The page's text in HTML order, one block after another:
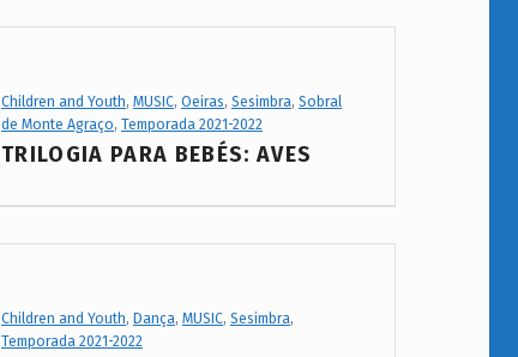
Project Category:
Children and Youth, MUSIC, Oeiras, Sesimbra, Sobral
de Monte Agraço, Temporada 2021-2022
TRILOGIA PARA BEBÉS: AVES
Project Category:
Children and Youth, Dança, MUSIC, Sesimbra,
Temporada 2021-2022